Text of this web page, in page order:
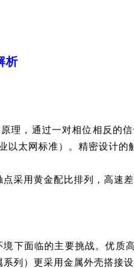
析
理，通过一对相位相反的
以太网标准）。精密设计
点采用黄金配比排列，高速
下面临的主要挑战。优质
列）更采用金属外壳搭接